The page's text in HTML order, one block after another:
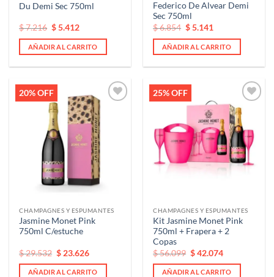
Du Demi Sec 750ml
El
precio
original
era:
$7.216 El
actual
es:
$5.412
AÑADIR AL CARRITO
Federico De Alvear Demi
Sec 750ml
El
precio
original
era:
$6.854 El
actual
es:
$5.141
AÑADIR AL CARRITO
20% OFF
CHAMPAGNES Y ESPUMANTES
Jasmine Monet Pink
750ml C/estuche
El
precio
original
$29.532 El
precio
actual
$ 23.626
AÑADIR AL CARRITO
25% OFF
Añadir
lista de
deseos
CHAMPAGNES Y ESPUMANTES
Kit Jasmine Monet Pink
750ml + Frapera + 2
Copas
El
precio
original
$56.099 El
precio
actual
$42.074
AÑADIR AL CARRITO